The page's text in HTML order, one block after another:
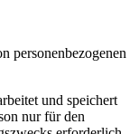
personenbezogenen
und speichert
nur für den